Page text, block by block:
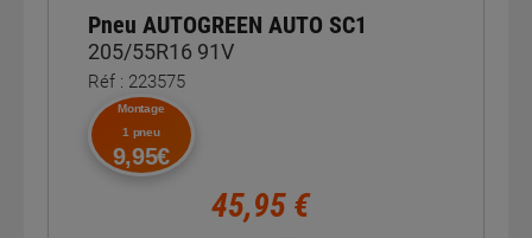
Pneu AUTOGREEN AUTO SC1
205/55R16 91V
Réf : 223575
Montage
1 pneu
9,95€
45,95 €